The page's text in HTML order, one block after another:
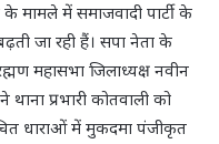
के मामले में समाजवादी पार्टी के
जा रही हैं। सपा नेता के
महासभा जिलाध्यक्ष नवीन
प्रभारी कोतवाली को
धाराओं में मुकदमा पंजीकृत